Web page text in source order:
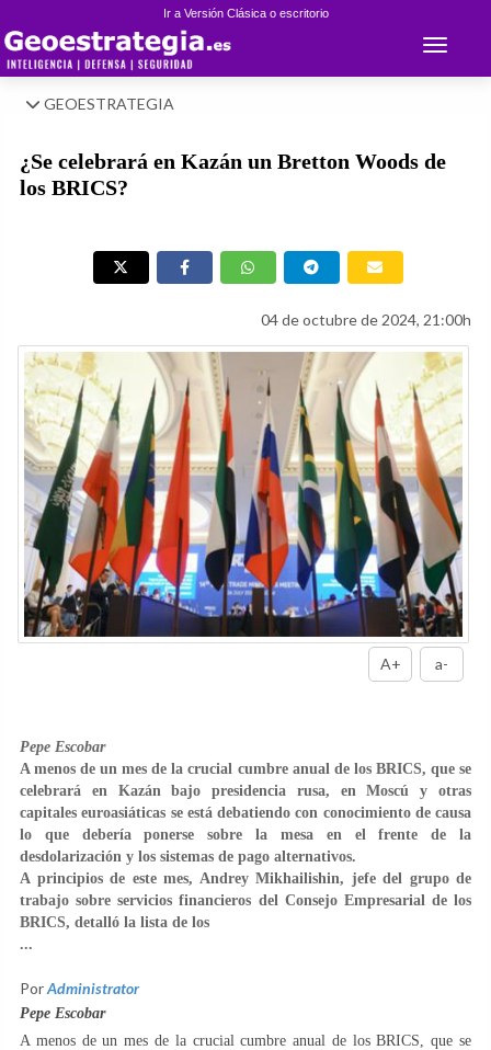
Ir a Versión Clásica o escritorio
Toggle
GEOESTRATEGIA
¿Se celebrará en Kazán un Bretton Woods de
los BRICS?
04 de octubre de 2024, 21:00h
A+ a-
Pepe Escobar
A menos de un mes de la crucial cumbre anual de los BRICS, que se
celebrará en Kazán bajo presidencia rusa, en Moscú y otras
capitales euroasiáticas se está debatiendo con conocimiento de causa
lo que debería ponerse sobre la mesa en el frente de la
desdolarización y los sistemas de pago alternativos.
A principios de este mes, Andrey Mikhailishin, jefe del grupo de
trabajo sobre servicios financieros del Consejo Empresarial de los
BRICS, detalló la lista de los
...
PorAdministrator
Pepe Escobar
A menos de un mes de la crucial cumbre anual de los BRICS, que se